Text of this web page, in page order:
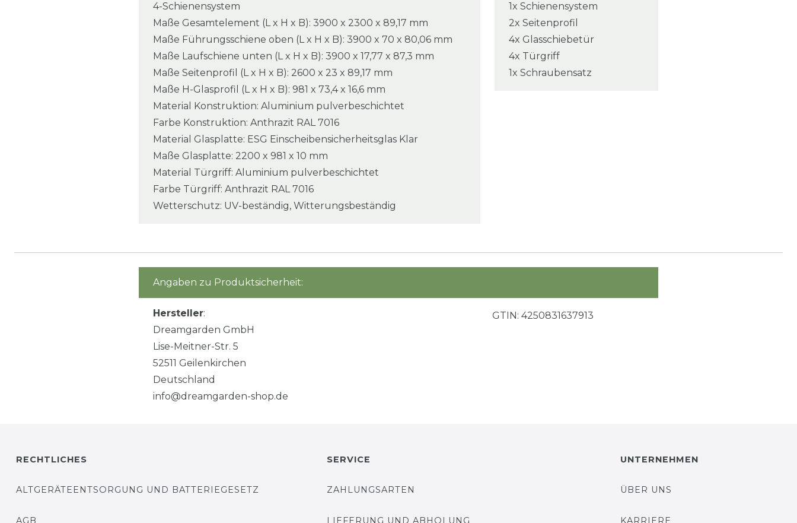
4-Schienensystem
Maße Gesamtelement (L x H x B): 3900 x 2300 x 89,17 mm
Maße Führungsschiene oben (L x H x B): 3900 x 70 x 80,06 mm
Maße Laufschiene unten (L x H x B): 3900 x 17,77 x 87,3 mm
Maße Seitenprofil (L x H x B): 2600 x 23 x 89,17 mm
Maße H-Glasprofil (L x H x B): 981 x 73,4 x 16,6 mm
Material Konstruktion: Aluminium pulverbeschichtet
Farbe Konstruktion: Anthrazit RAL 7016
Material Glasplatte: ESG Einscheibensicherheitsglas Klar
Maße Glasplatte: 2200 x 981 x 10 mm
Material Türgriff: Aluminium pulverbeschichtet
Farbe Türgriff: Anthrazit RAL 7016
Wetterschutz: UV-beständig, Witterungsbeständig
1x Schienensystem
2x Seitenprofil
4x Glasschiebetür
4x Türgriff
1x Schraubensatz
Angaben zu Produktsicherheit:
Hersteller:
Dreamgarden GmbH
Lise-Meitner-Str. 5
52511 Geilenkirchen
Deutschland
info@dreamgarden-shop.de
GTIN: 4250831637913
RECHTLICHES
ALTGERÄTEENTSORGUNG UND BATTERIEGESETZ
AGB
SERVICE
ZAHLUNGSARTEN
LIEFERUNG UND ABHOLUNG
UNTERNEHMEN
ÜBER UNS
KARRIERE